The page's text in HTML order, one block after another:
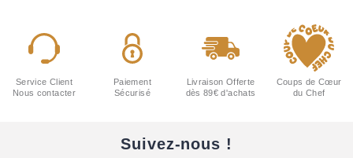
Service Client
Nous contacter
Paiement
Sécurisé
Livraison Offerte
dès 89€ d'achats
Coups de Cœur
du Chef
Suivez-nous !